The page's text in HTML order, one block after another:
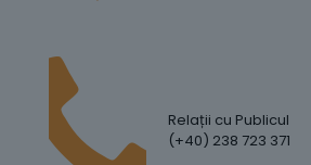
Relații cu Publicul
(+40) 238 723 371